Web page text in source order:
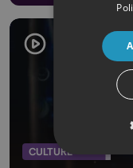
CULTURE